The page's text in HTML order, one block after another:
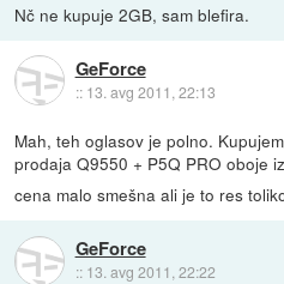
Nč ne kupuje 2GB, sam blefira.
GeForce
:: 13. avg 2011, 22:13
Mah, teh oglasov je polno.
prodaja Q9550 + P5Q PRO oboje
cena malo smešna ali je to res
GeForce
:: 13. avg 2011, 22:22